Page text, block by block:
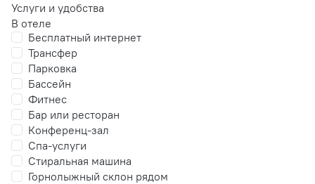
Услуги и удобства
В отеле
Бесплатный интернет
Трансфер
Парковка
Бассейн
Фитнес
Бар или ресторан
Конференц-зал
Спа-услуги
Стиральная машина
Горнолыжный склон рядом